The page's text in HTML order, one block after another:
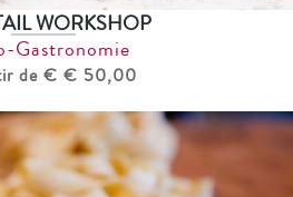
WORKSHOP
Gastronomie
de € € 50,00